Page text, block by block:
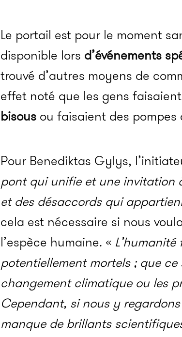
Le portail est pour le moment
disponible lors d’événements
trouvé d’autres moyens de
effet noté que les gens
bisous ou faisaient des pompes
Pour Benediktas Gylys,
pont qui unifie et une invitation
et des désaccords qui
cela est nécessaire si nous
l’espèce humaine. «
potentiellement mortels ; que
changement climatique ou les
Cependant, si nous y
manque de brillants